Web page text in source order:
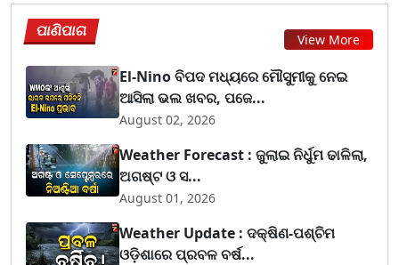
ପାଣିପାଗ View More
El-Nino ବିପଦ ମଧ୍ୟରେ ମୌସୁମୀକୁ ନେଇ
ଆସିଲା ଭଲ ଖବର, ପଜେ...
August 02, 2026
Weather Forecast : ଜୁଲାଇ ନିର୍ଧୁମ ଢାଳିଲା,
ଅଗଷ୍ଟ ଓ ସ...
August 01, 2026
Weather Update : ଦକ୍ଷିଣ-ପଶ୍ଚିମ
ଓଡ଼ିଶାରେ ପ୍ରବଳ ବର୍ଷ...